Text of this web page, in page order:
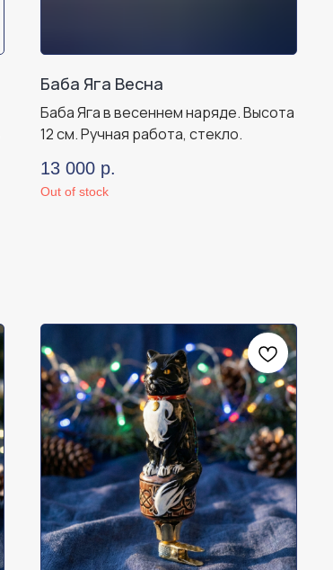
Баба Яга Весна
Баба Яга в весеннем наряде. Высота
12 см. Ручная работа, стекло.
13 000 р.
Out of stock